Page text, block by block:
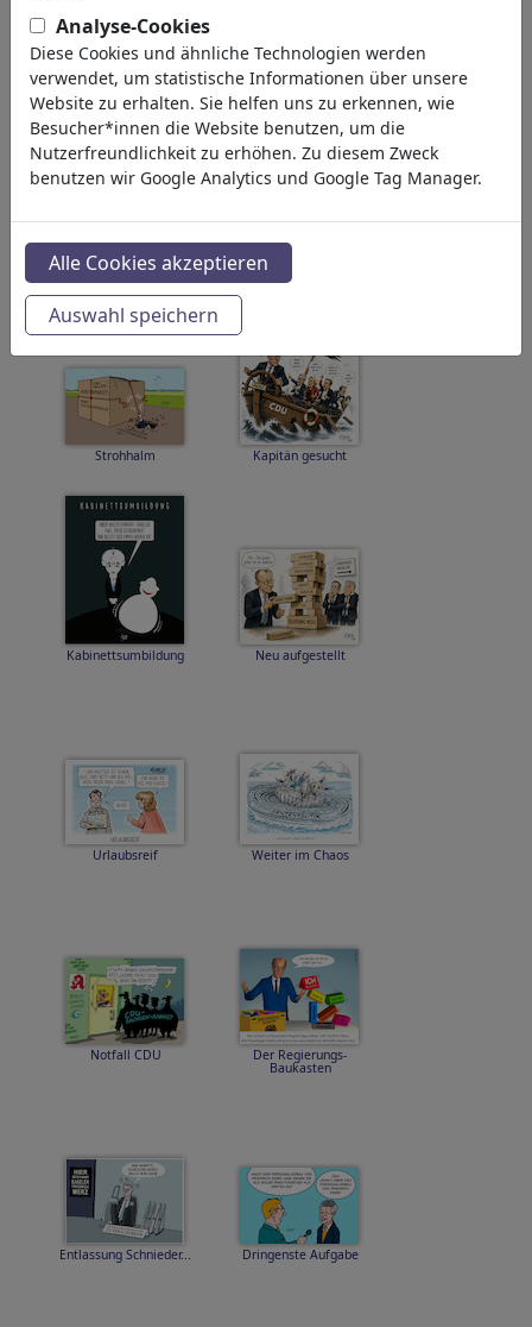
Räume öffnen Auf dem trockenen
Sommerpause... Blitzermarathon
Strohhalm Kapitän gesucht
Kabinettsumbildung Neu aufgestellt
Urlaubsreif Weiter im Chaos
Notfall CDU Der Regierungs-
Baukasten
Entlassung Schnieder... Dringenste Aufgabe
Analyse-Cookies
Diese Cookies und ähnliche Technologien werden
verwendet, um statistische Informationen über unsere
Website zu erhalten. Sie helfen uns zu erkennen, wie
Besucher*innen die Website benutzen, um die
Nutzerfreundlichkeit zu erhöhen. Zu diesem Zweck
benutzen wir Google Analytics und Google Tag Manager.
Alle Cookies akzeptieren
Auswahl speichern